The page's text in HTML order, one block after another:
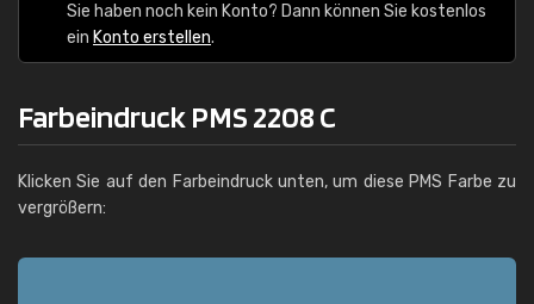
Sie haben noch kein Konto? Dann können Sie kostenlos
ein Konto erstellen.
Farbeindruck PMS 2208 C
Klicken Sie auf den Farbeindruck unten, um diese PMS Farbe zu
vergrößern: